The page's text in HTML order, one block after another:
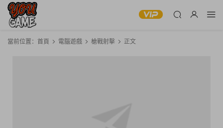
當前位置： 首頁 電腦遊戲 槍戰射擊 正文